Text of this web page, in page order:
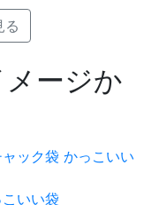
る
ージか
いい袋